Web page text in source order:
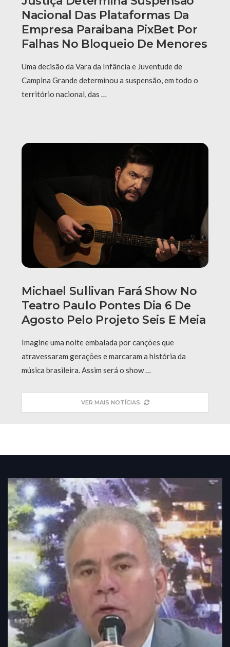
Nacional Das Plataformas Da
Empresa Paraibana PixBet Por
Falhas No Bloqueio De Menores
Uma decisão da Vara da Infância e Juventude de
Campina Grande determinou a suspensão, em todo o
território nacional, das …
Michael Sullivan Fará Show No
Teatro Paulo Pontes Dia 6 De
Agosto Pelo Projeto Seis E Meia
Imagine uma noite embalada por canções que
atravessaram gerações e marcaram a história da
música brasileira. Assim será o show …
VER MAIS NOTÍCIAS